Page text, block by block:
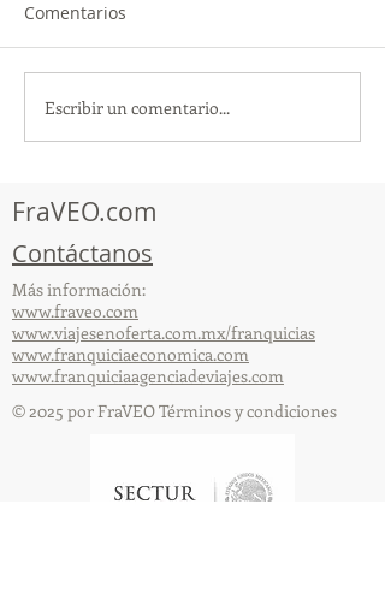
TourTravelynByFraveo
participó en la
Comentarios
Escribir un comentario...
FraVEO.com
Contáctanos
Más información:
www.fraveo.com
www.viajesenoferta.com.mx/franquicias
www.franquiciaeconomica.com
www.franquiciaagenciadeviajes.com
© 2025 por FraVEO Términos y condiciones